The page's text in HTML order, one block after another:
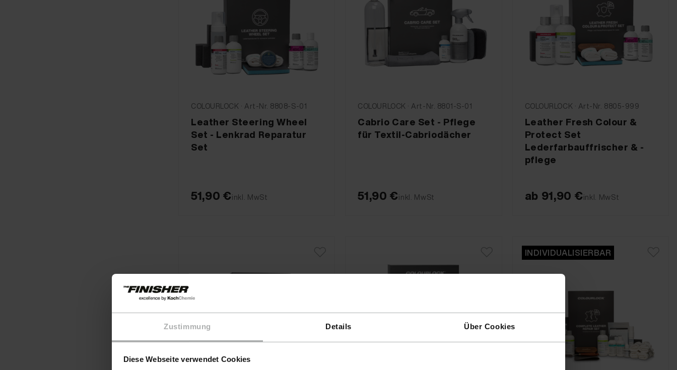
Zustimmung Details Über Cookies
Diese Webseite verwendet Cookies
COLOURLOCK · Art-Nr. 8808-S-01
Leather Steering Wheel
Set - Lenkrad Reparatur
Set​
51,90 €inkl. MwSt
COLOURLOCK · Art-Nr. 8801-S-01
Cabrio Care Set - Pflege
für Textil-Cabriodächer
51,90 €inkl. MwSt
COLOURLOCK · Art-Nr. 8805-999
Leather Fresh Colour &
Protect Set
Lederfarbauffrischer & -
pflege
ab 91,90 €inkl. MwSt
INDIVIDUALISIERBAR